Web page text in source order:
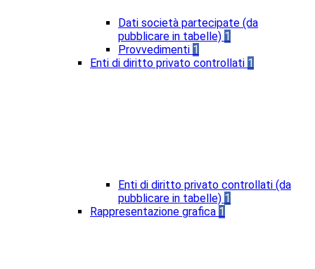
Dati società partecipate (da
pubblicare in tabelle) 1
Provvedimenti 1
Enti di diritto privato controllati 1
Enti di diritto privato controllati (da
pubblicare in tabelle) 1
Rappresentazione grafica 1